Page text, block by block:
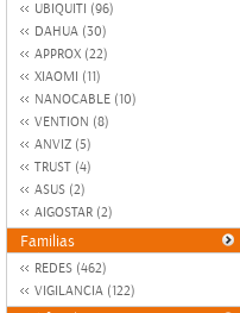
UBIQUITI (96)
DAHUA (30)
APPROX (22)
XIAOMI (11)
NANOCABLE (10)
VENTION (8)
ANVIZ (5)
TRUST (4)
ASUS (2)
AIGOSTAR (2)
Familias
REDES (462)
VIGILANCIA (122)